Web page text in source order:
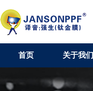
首页 关于我们